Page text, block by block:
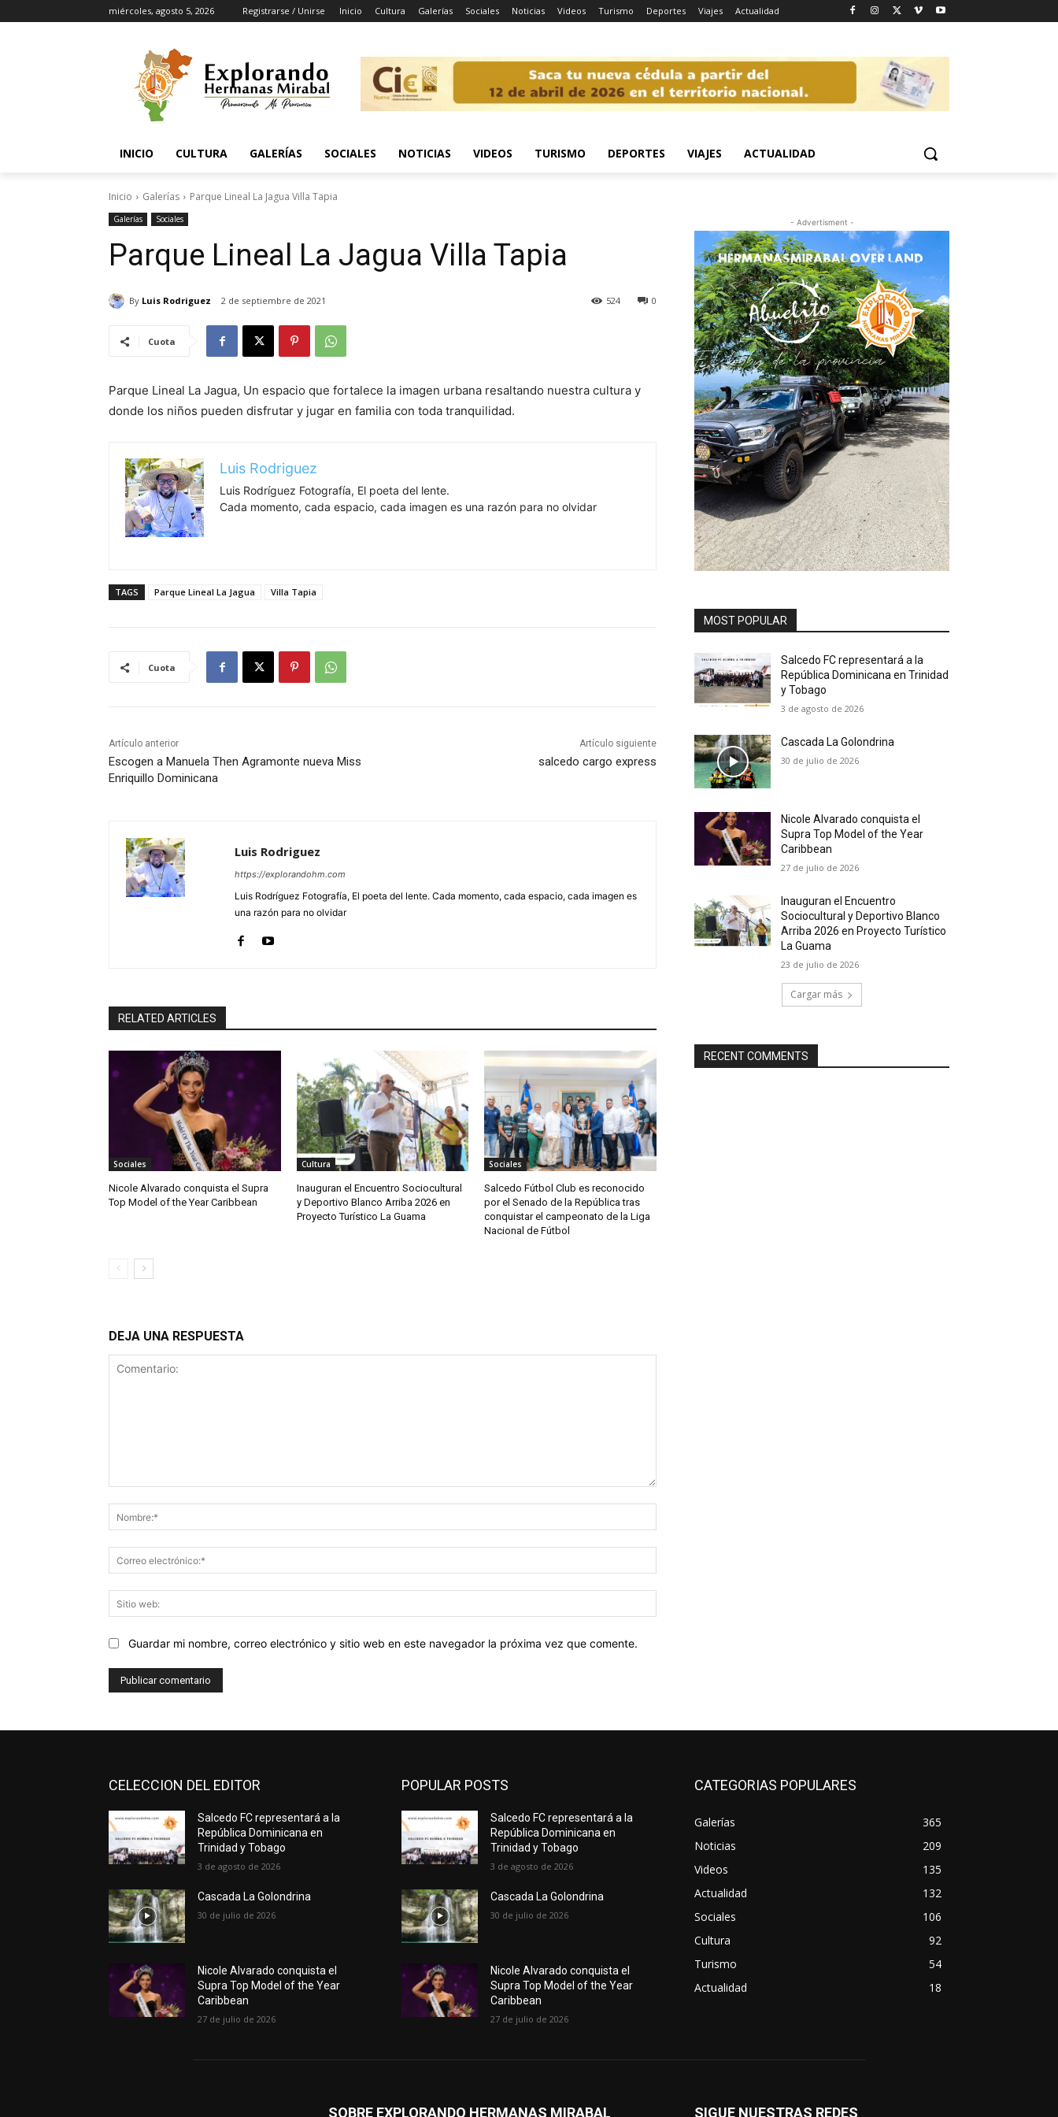
miércoles, agosto 5, 2026 Registrarse / Unirse Inicio Cultura Galerías Sociales Noticias Videos Turismo Deportes Viajes Actualidad
INICIO CULTURA GALERÍAS SOCIALES NOTICIAS VIDEOS TURISMO DEPORTES VIAJES ACTUALIDAD
Inicio Galerías Parque Lineal La Jagua Villa Tapia
Galerías Sociales
Parque Lineal La Jagua Villa Tapia
By Luis Rodriguez 2 de septiembre de 2021 0
524
Cuota
Parque Lineal La Jagua, Un espacio que fortalece la imagen urbana resaltando nuestra cultura y
donde los niños pueden disfrutar y jugar en familia con toda tranquilidad.
Luis Rodriguez
Luis Rodríguez Fotografía, El poeta del lente.
Cada momento, cada espacio, cada imagen es una razón para no olvidar
TAGS Parque Lineal La Jagua Villa Tapia
Cuota
Artículo anterior
Escogen a Manuela Then Agramonte nueva Miss
Enriquillo Dominicana
Artículo siguiente
salcedo cargo express
Luis Rodriguez
https://explorandohm.com
Luis Rodríguez Fotografía, El poeta del lente. Cada momento, cada espacio, cada imagen es
una razón para no olvidar
RELATED ARTICLES
Sociales
Nicole Alvarado conquista el Supra
Top Model of the Year Caribbean
Cultura
Inauguran el Encuentro Sociocultural
y Deportivo Blanco Arriba 2026 en
Proyecto Turístico La Guama
Sociales
Salcedo Fútbol Club es reconocido
por el Senado de la República tras
conquistar el campeonato de la Liga
Nacional de Fútbol
DEJA UNA RESPUESTA
electrónico:*
web:
Guardar mi nombre, correo electrónico y sitio web en este navegador la próxima vez que comente.
- Advertisment -
MOST POPULAR
Salcedo FC representará a la
República Dominicana en Trinidad
y Tobago
3 de agosto de 2026
Cascada La Golondrina
30 de julio de 2026
Nicole Alvarado conquista el
Supra Top Model of the Year
Caribbean
27 de julio de 2026
Inauguran el Encuentro
Sociocultural y Deportivo Blanco
Arriba 2026 en Proyecto Turístico
La Guama
23 de julio de 2026
Cargar más
RECENT COMMENTS
CELECCION DEL EDITOR
Salcedo FC representará a la
República Dominicana en
Trinidad y Tobago
3 de agosto de 2026
Cascada La Golondrina
30 de julio de 2026
Nicole Alvarado conquista el
Supra Top Model of the Year
Caribbean
27 de julio de 2026
POPULAR POSTS
Salcedo FC representará a la
República Dominicana en
Trinidad y Tobago
3 de agosto de 2026
Cascada La Golondrina
30 de julio de 2026
Nicole Alvarado conquista el
Supra Top Model of the Year
Caribbean
27 de julio de 2026
CATEGORIAS POPULARES
Galerías
365
Noticias
209
Videos
135
Actualidad
132
Sociales
106
Cultura
92
Turismo
54
Actualidad
18
SOBRE EXPLORANDO HERMANAS MIRABAL SIGUE NUESTRAS REDES